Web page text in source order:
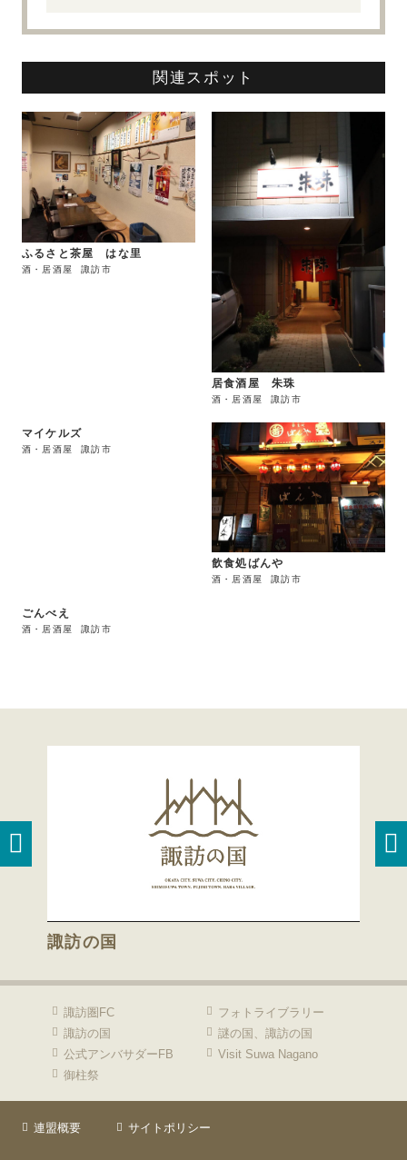
関連スポット
ふるさと茶屋 はな里
酒・居酒屋 諏訪市
居食酒屋 朱珠
酒・居酒屋 諏訪市
マイケルズ
酒・居酒屋 諏訪市
飲食処ばんや
酒・居酒屋 諏訪市
ごんべえ
酒・居酒屋 諏訪市
諏訪の国
諏訪圏FC
フォトライブラリー
諏訪の国
謎の国、諏訪の国
公式アンバサダーFB
Visit Suwa Nagano
御柱祭
連盟概要 サイトポリシー